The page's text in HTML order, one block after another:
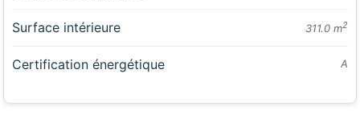
Surface intérieure 311.0 m2
Certification énergétique A